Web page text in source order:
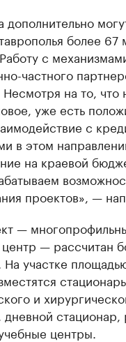
дополнительно
более 67
с
частного
на то, что
уже есть
с
в этом
на краевой
проектов», —
—
— рассчитан
На участке
и
дневной стационар,
центры.